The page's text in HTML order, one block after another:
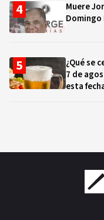
Muere
Domingo
¿Qué se
7 de
esta